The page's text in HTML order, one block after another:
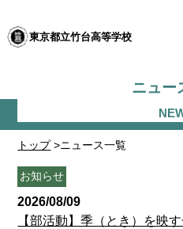
東京都立竹台高等学校
トップ>ニュース一覧
ニュー
お知らせ
2026/08/09
【部活動】季（とき）を映